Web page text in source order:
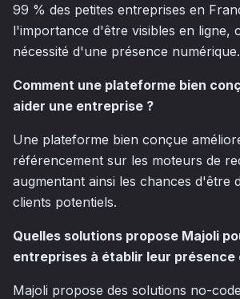
99 % des petites entreprises en
l'importance d'être visibles en ligne,
nécessité d'une présence numérique.
Comment une plateforme bien
aider une entreprise ?
Une plateforme bien conçue
référencement sur les moteurs de
augmentant ainsi les chances d'être
clients potentiels.
Quelles solutions propose Majoli
entreprises à établir leur présence
Majoli propose des solutions no-